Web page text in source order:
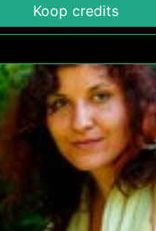
Koop credits